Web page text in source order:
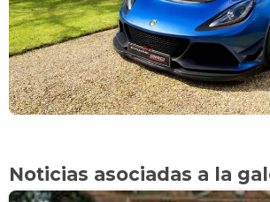
Noticias asociadas a la